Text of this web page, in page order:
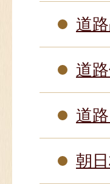
道
道
道
朝